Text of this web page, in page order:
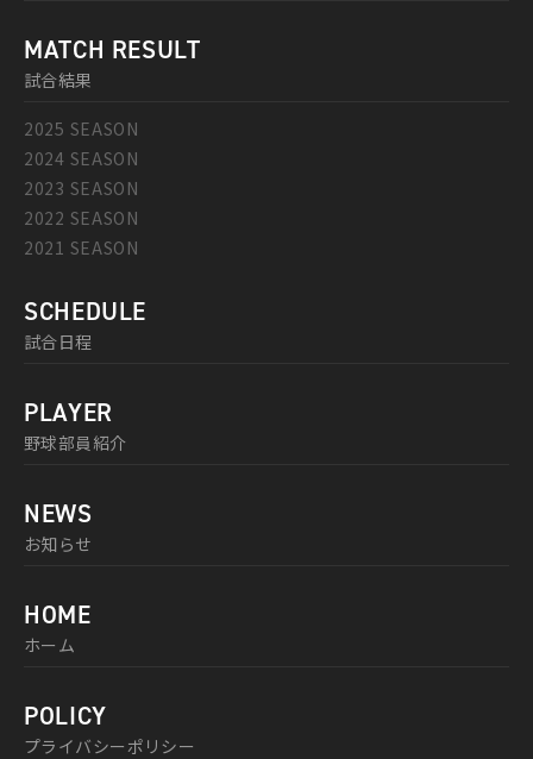
MATCH RESULT
試合結果
2025 SEASON
2024 SEASON
2023 SEASON
2022 SEASON
2021 SEASON
SCHEDULE
試合日程
PLAYER
野球部員紹介
NEWS
お知らせ
HOME
ホーム
POLICY
プライバシーポリシー